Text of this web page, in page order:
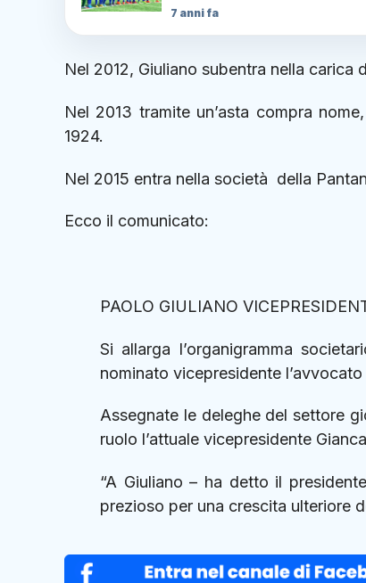
7 anni fa
Nel 2012, Giuliano subentra nella carica
Nel 2013 tramite un’asta compra
1924.
Nel 2015 entra nella società della
Ecco il comunicato:
PAOLO GIULIANO
Si allarga l’organigramma
nominato vicepresidente
Assegnate le deleghe del settore
ruolo l’attuale vicepresidente
“A Giuliano – ha detto il
prezioso per una crescita ulteriore